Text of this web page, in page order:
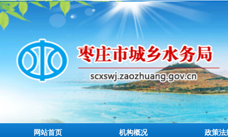
网站首页 机构概况 政策法